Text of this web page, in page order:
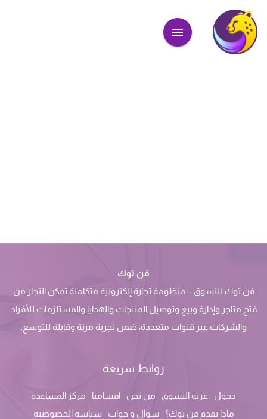
فن توك
فن توك للتسوق – منظومة تجارة إلكترونية متكاملة تمكن التجار من
فتح متاجر وإدارة وبيع وتوصيل المنتجات والهدايا والمستلزمات للأفراد
والشركات عبر قنوات متعددة، ضمن تجربة مرنة وقابلة للتوسع.
روابط سريعة
دخول عربة التسوق من نحن اقسامنا
مركز المساعدة
ماذا يقدم فن توك؟
سوال و جواب
سياسة الخصوصية